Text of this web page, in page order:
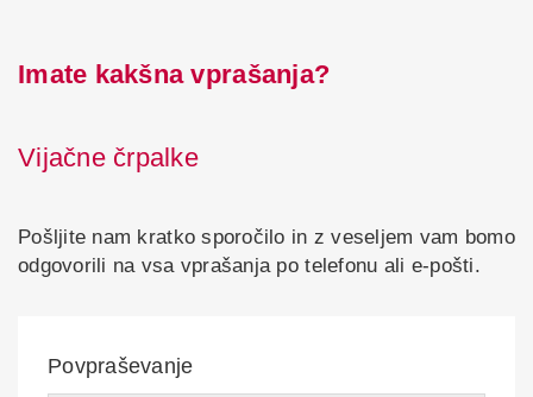
Imate kakšna vprašanja?
Vijačne črpalke
Pošljite nam kratko sporočilo in z veseljem vam bomo
odgovorili na vsa vprašanja po telefonu ali e-pošti.
Povpraševanje